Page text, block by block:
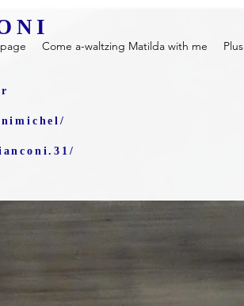
Come a-waltzing Matilda with me Plus